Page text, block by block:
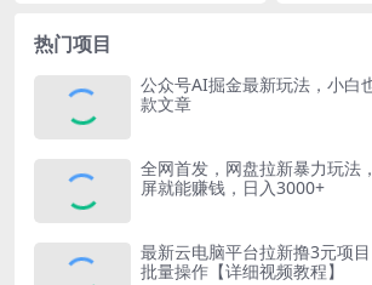
热门项目
公众号AI掘金最新玩法，小白
款文章
全网首发，网盘拉新暴力玩法
屏就能赚钱，日入3000+
最新云电脑平台拉新撸3元项
批量操作【详细视频教程】